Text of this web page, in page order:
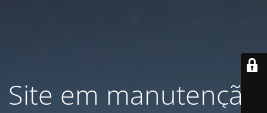
Site em manutenção